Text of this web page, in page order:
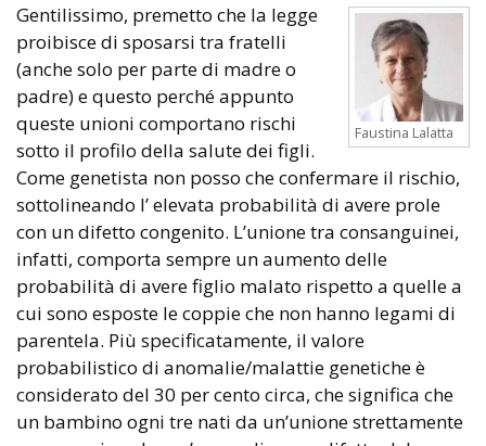
Faustina Lalatta
Gentilissimo, premetto che la legge
proibisce di sposarsi tra fratelli
(anche solo per parte di madre o
padre) e questo perché appunto
queste unioni comportano rischi
sotto il profilo della salute dei figli.
Come genetista non posso che confermare il rischio,
sottolineando l’ elevata probabilità di avere prole
con un difetto congenito. L’unione tra consanguinei,
infatti, comporta sempre un aumento delle
probabilità di avere figlio malato rispetto a quelle a
cui sono esposte le coppie che non hanno legami di
parentela. Più specificatamente, il valore
probabilistico di anomalie/malattie genetiche è
considerato del 30 per cento circa, che significa che
un bambino ogni tre nati da un’unione strettamente